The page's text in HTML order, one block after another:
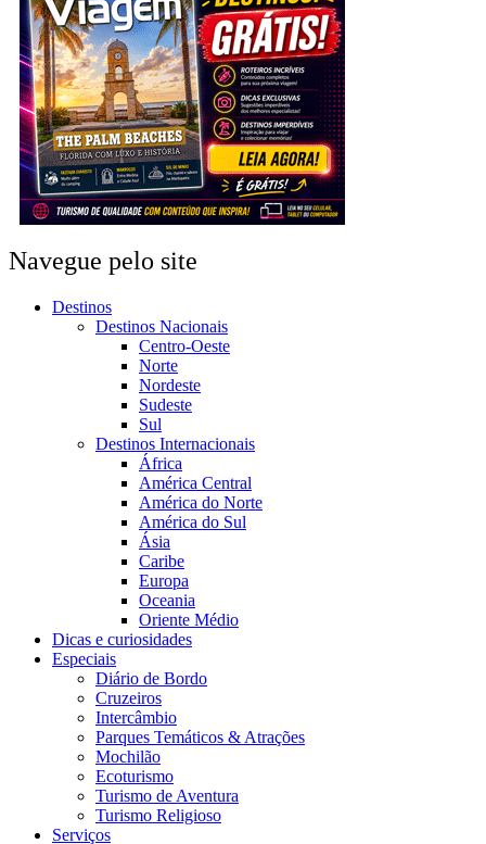
Navegue pelo site
Destinos
Destinos Nacionais
Centro-Oeste
Norte
Nordeste
Sudeste
Sul
Destinos Internacionais
África
América Central
América do Norte
América do Sul
Ásia
Caribe
Europa
Oceania
Oriente Médio
Dicas e curiosidades
Especiais
Diário de Bordo
Cruzeiros
Intercâmbio
Parques Temáticos & Atrações
Mochilão
Ecoturismo
Turismo de Aventura
Turismo Religioso
Serviços